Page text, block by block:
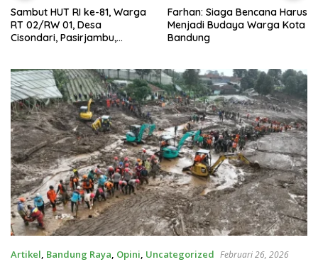
Sambut HUT RI ke-81, Warga
RT 02/RW 01, Desa
Cisondari, Pasirjambu,
Farhan: Siaga Bencana Harus
Menjadi Budaya Warga Kota
Bandung
Artikel, Bandung Raya, Opini, Uncategorized Februari 26, 2026